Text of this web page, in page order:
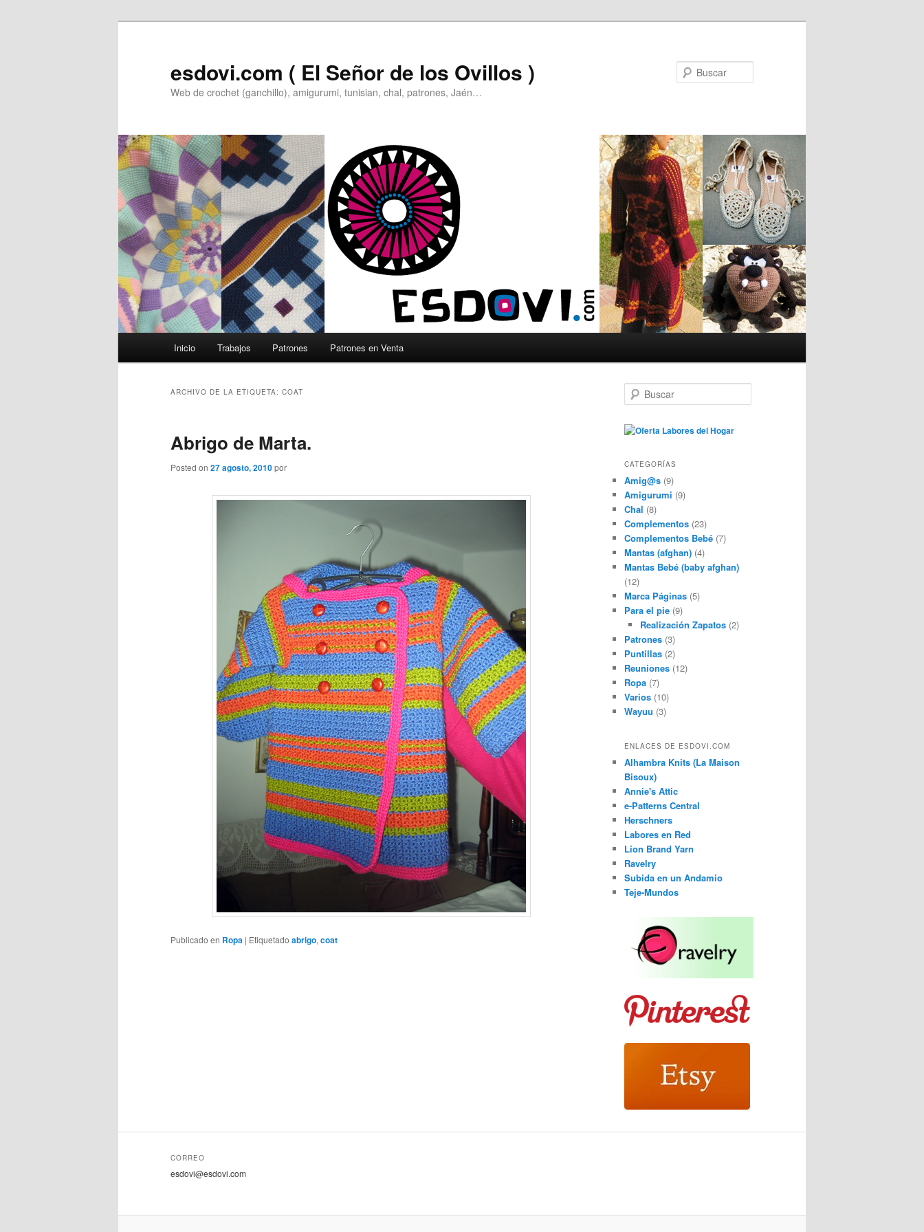
esdovi.com ( El Señor de los Ovillos )
Web de crochet (ganchillo), amigurumi, tunisian, chal, patrones, Jaén…
Inicio Trabajos Patrones Patrones en Venta
ARCHIVO DE LA ETIQUETA: COAT
Abrigo de Marta.
Posted on 27 agosto, 2010por
Publicado en Ropa | Etiquetado abrigo, coat
u
c
CATEGORÍAS
Amig@s (9)
Amigurumi (9)
Chal (8)
Complementos (23)
Complementos Bebé (7)
Mantas (afghan) (4)
Mantas Bebé (baby afghan)
(12)
Marca Páginas (5)
Para el pie (9)
Realización Zapatos(2)
Patrones (3)
Puntillas (2)
Reuniones (12)
Ropa (7)
Varios (10)
Wayuu (3)
ENLACES DE ESDOVI.COM
Alhambra Knits (La Maison
Bisoux)
Annie's Attic
e-Patterns Central
Herschners
Labores en Red
Lion Brand Yarn
Ravelry
Subida en un Andamio
Teje-Mundos
CORREO
esdovi@esdovi.com